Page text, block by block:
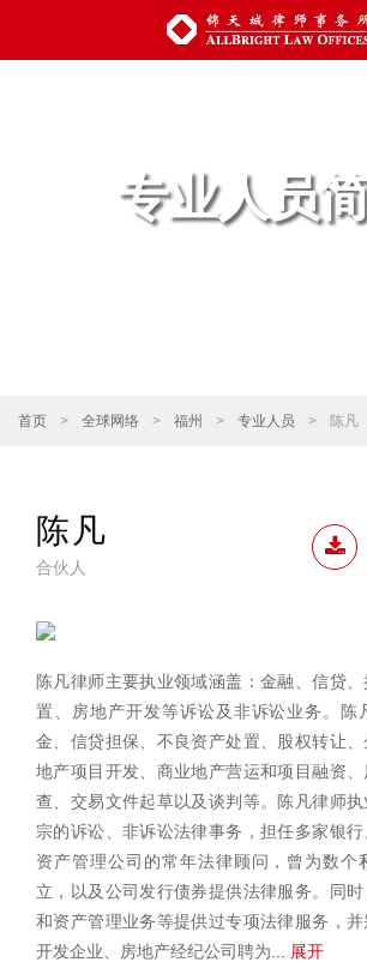
专业人员
首页 > 全球网络 > 福州 > 专业人员 > 陈凡
陈凡
合伙人
陈凡律师主要执业领域涵盖：金融、信贷
置、房地产开发等诉讼及非诉讼业务。陈
金、信贷担保、不良资产处置、股权转让
地产项目开发、商业地产营运和项目融资
查、交易文件起草以及谈判等。陈凡律师
宗的诉讼、非诉讼法律事务，担任多家银
资产管理公司的常年法律顾问，曾为数个
立，以及公司发行债券提供法律服务。同
和资产管理业务等提供过专项法律服务，
开发企业、房地产经纪公司聘为 ... 展开